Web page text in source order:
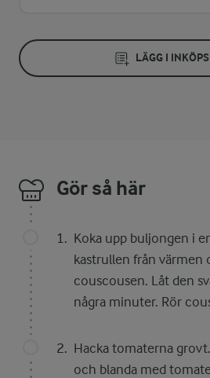
LÄGG I
Gör så här
Koka upp buljongen i
kastrullen från värmen
couscousen. Låt den
några minuter. Rör
Hacka tomaterna
och blanda med